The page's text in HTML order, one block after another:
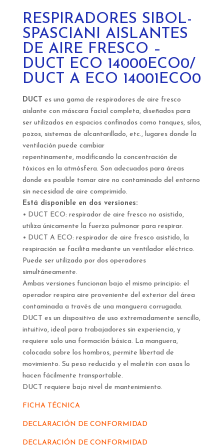
RESPIRADORES SIBOL-
SPASCIANI AISLANTES
DE AIRE FRESCO –
DUCT ECO 14000ECO0/
DUCT A ECO 14001ECO0
DUCT es una gama de respiradores de aire fresco
aislante con máscara facial completa, diseñados para
ser utilizados en espacios confinados como tanques, silos,
pozos, sistemas de alcantarillado, etc., lugares donde la
ventilación puede cambiar
repentinamente, modificando la concentración de
tóxicos en la atmósfera. Son adecuados para áreas
donde es posible tomar aire no contaminado del entorno
sin necesidad de aire comprimido.
Está disponible en dos versiones:
• DUCT ECO: respirador de aire fresco no asistido,
utiliza únicamente la fuerza pulmonar para respirar.
• DUCT A ECO: respirador de aire fresco asistido, la
respiración se facilita mediante un ventilador eléctrico.
Puede ser utilizado por dos operadores
simultáneamente.
Ambas versiones funcionan bajo el mismo principio: el
operador respira aire proveniente del exterior del área
contaminada a través de una manguera corrugada.
DUCT es un dispositivo de uso extremadamente sencillo,
intuitivo, ideal para trabajadores sin experiencia, y
requiere solo una formación básica. La manguera,
colocada sobre los hombros, permite libertad de
movimiento. Su peso reducido y el maletín con asas lo
hacen fácilmente transportable.
DUCT requiere bajo nivel de mantenimiento.
FICHA TÉCNICA
DECLARACIÓN DE CONFORMIDAD
DECLARACIÓN DE CONFORMIDAD